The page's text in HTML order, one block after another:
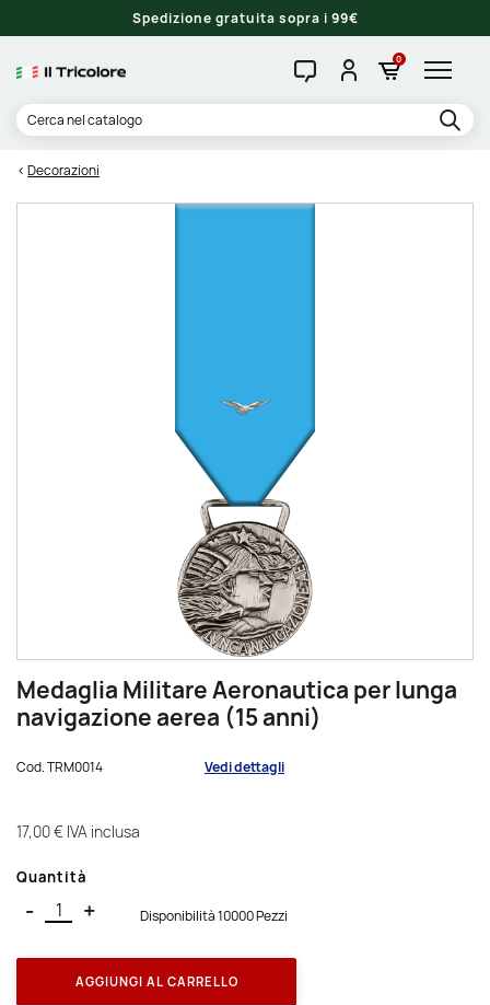
Spedizione gratuita sopra i 99€
0
Decorazioni
Medaglia Militare Aeronautica per lunga
navigazione aerea (15 anni)
Cod.TRM0014 Vedi dettagli
17,00 € IVA inclusa
Quantità
- + Disponibilità 10000 Pezzi
AGGIUNGI AL CARRELLO